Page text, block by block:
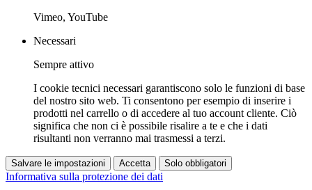
Vimeo, YouTube
Necessari
Sempre attivo
I cookie tecnici necessari garantiscono solo le funzioni di base
del nostro sito web. Ti consentono per esempio di inserire i
prodotti nel carrello o di accedere al tuo account cliente. Ciò
significa che non ci è possibile risalire a te e che i dati
risultanti non verranno mai trasmessi a terzi.
Salvare le impostazioni Accetta Solo obbligatori
Informativa sulla protezione dei dati